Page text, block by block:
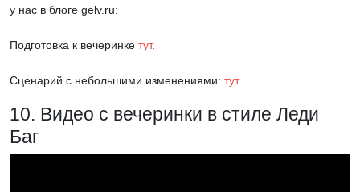
у нас в блоге gelv.ru:
Подготовка к вечеринке тут.
Сценарий с небольшими изменениями: тут.
10. Видео с вечеринки в стиле Леди
Баг